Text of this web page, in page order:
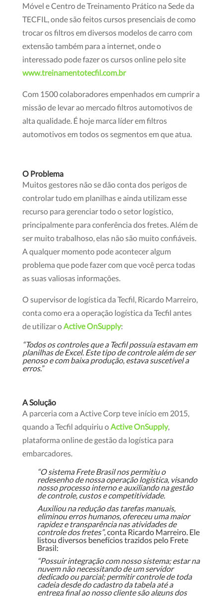
Móvel e Centro de Treinamento Prático na Sede da
TECFIL, onde são feitos cursos presenciais de como
trocar os filtros em diversos modelos de carro com
extensão também para a internet, onde o
interessado pode fazer os cursos online pelo site
www.treinamentotecfil.com.br
Com 1500 colaboradores empenhados em cumprir a
missão de levar ao mercado filtros automotivos de
alta qualidade. É hoje marca líder em filtros
automotivos em todos os segmentos em que atua.
O Problema
Muitos gestores não se dão conta dos perigos de
controlar tudo em planilhas e ainda utilizam esse
recurso para gerenciar todo o setor logístico,
principalmente para conferência dos fretes. Além de
ser muito trabalhoso, elas não são muito confiáveis.
A qualquer momento pode acontecer algum
problema que pode fazer com que você perca todas
as suas valiosas informações.
O supervisor de logística da Tecfil, Ricardo Marreiro,
conta como era a operação logística da Tecfil antes
de utilizar o Active OnSupply:
“Todos os controles que a Tecfil possuía estavam em
planilhas de Excel. Este tipo de controle além de ser
penoso e com baixa produção, estava suscetível a
erros.”
A Solução
A parceria com a Active Corp teve início em 2015,
quando a Tecfil adquiriu o Active OnSupply,
plataforma online de gestão da logística para
embarcadores.
“O sistema Frete Brasil nos permitiu o
redesenho de nossa operação logística, visando
nosso processo interno e auxiliando na gestão
de controle, custos e competitividade.
Auxiliou na redução das tarefas manuais,
eliminou erros humanos, ofereceu uma maior
rapidez e transparência nas atividades de
controle dos fretes”, conta Ricardo Marreiro. Ele
listou diversos benefícios trazidos pelo Frete
Brasil:
“Possuir integração com nosso sistema; estar na
nuvem não necessitando de um servidor
dedicado ou parcial; permitir controle de toda
cadeia desde do cadastro da tabela até a
entrega final ao nosso cliente são alguns dos